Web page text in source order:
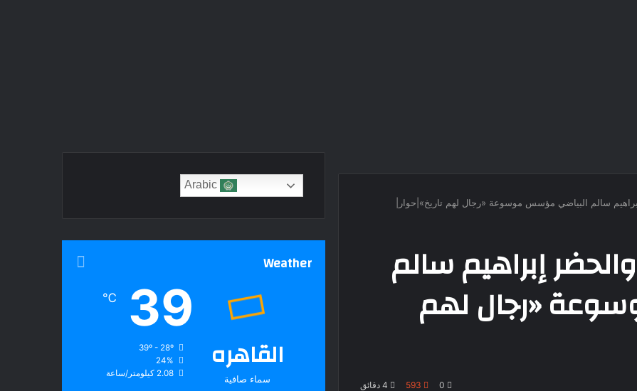
سالم البياضي مؤسس موسوعة «رجال لهم تاريخ»|حوار|
إبراهيم سالم
«رجال لهم
0
593
Arabic
Weather
القاهره
سماء صافية
39
℃
24%
2.08 كيلومتر/ساعة